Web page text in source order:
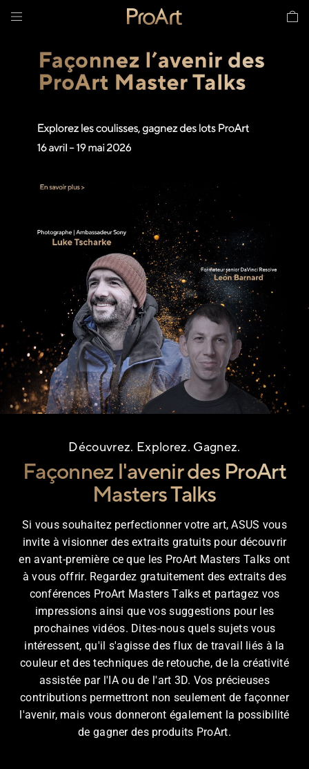
Découvrez. Explorez. Gagnez.
Façonnez l'avenir des ProArt
Masters Talks
Si vous souhaitez perfectionner votre art, ASUS vous
invite à visionner des extraits gratuits pour découvrir
en avant-première ce que les ProArt Masters Talks ont
à vous offrir. Regardez gratuitement des extraits des
conférences ProArt Masters Talks et partagez vos
impressions ainsi que vos suggestions pour les
prochaines vidéos. Dites-nous quels sujets vous
intéressent, qu'il s'agisse des flux de travail liés à la
couleur et des techniques de retouche, de la créativité
assistée par l'IA ou de l'art 3D. Vos précieuses
contributions permettront non seulement de façonner
l'avenir, mais vous donneront également la possibilité
de gagner des produits ProArt.